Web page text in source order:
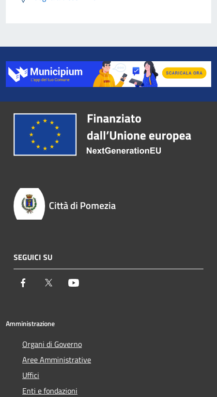
Città di Pomezia
SEGUICI SU
Facebook Twitter
Amministrazione
Organi di Governo
Aree Amministrative
Uffici
Enti e fondazioni